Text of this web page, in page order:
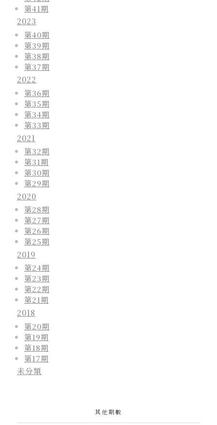
第41期
2023
第40期
第39期
第38期
第37期
2022
第36期
第35期
第34期
第33期
2021
第32期
第31期
第30期
第29期
2020
第28期
第27期
第26期
第25期
2019
第24期
第23期
第22期
第21期
2018
第20期
第19期
第18期
第17期
未分類
其他期數